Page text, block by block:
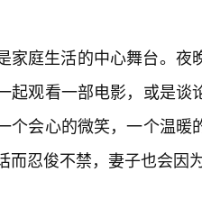
家庭生活的中心舞台。夜
起观看一部电影，或是
个会心的微笑，一个温
而忍俊不禁，妻子也会因